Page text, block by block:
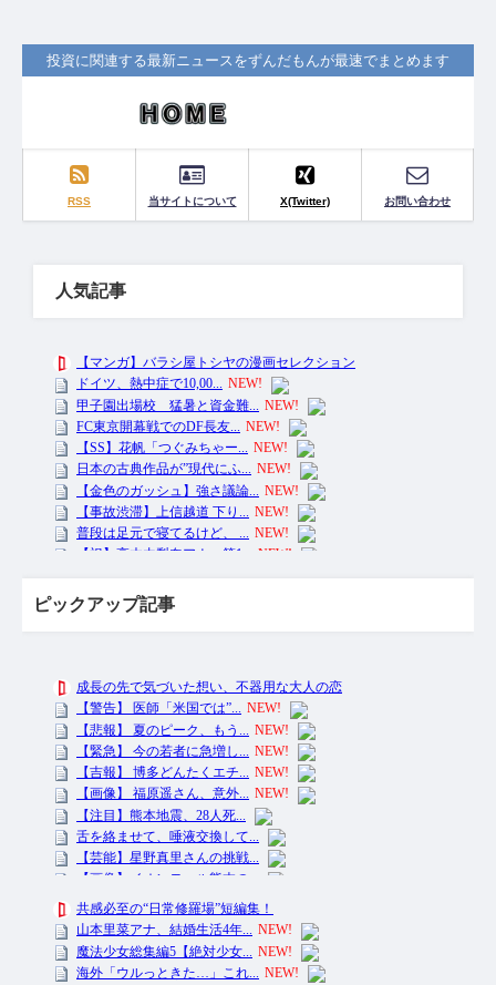
投資に関連する最新ニュースをずんだもんが最速でまとめます
RSS 当サイトについて X(Twitter) お問い合わせ
人気記事
ピックアップ記事